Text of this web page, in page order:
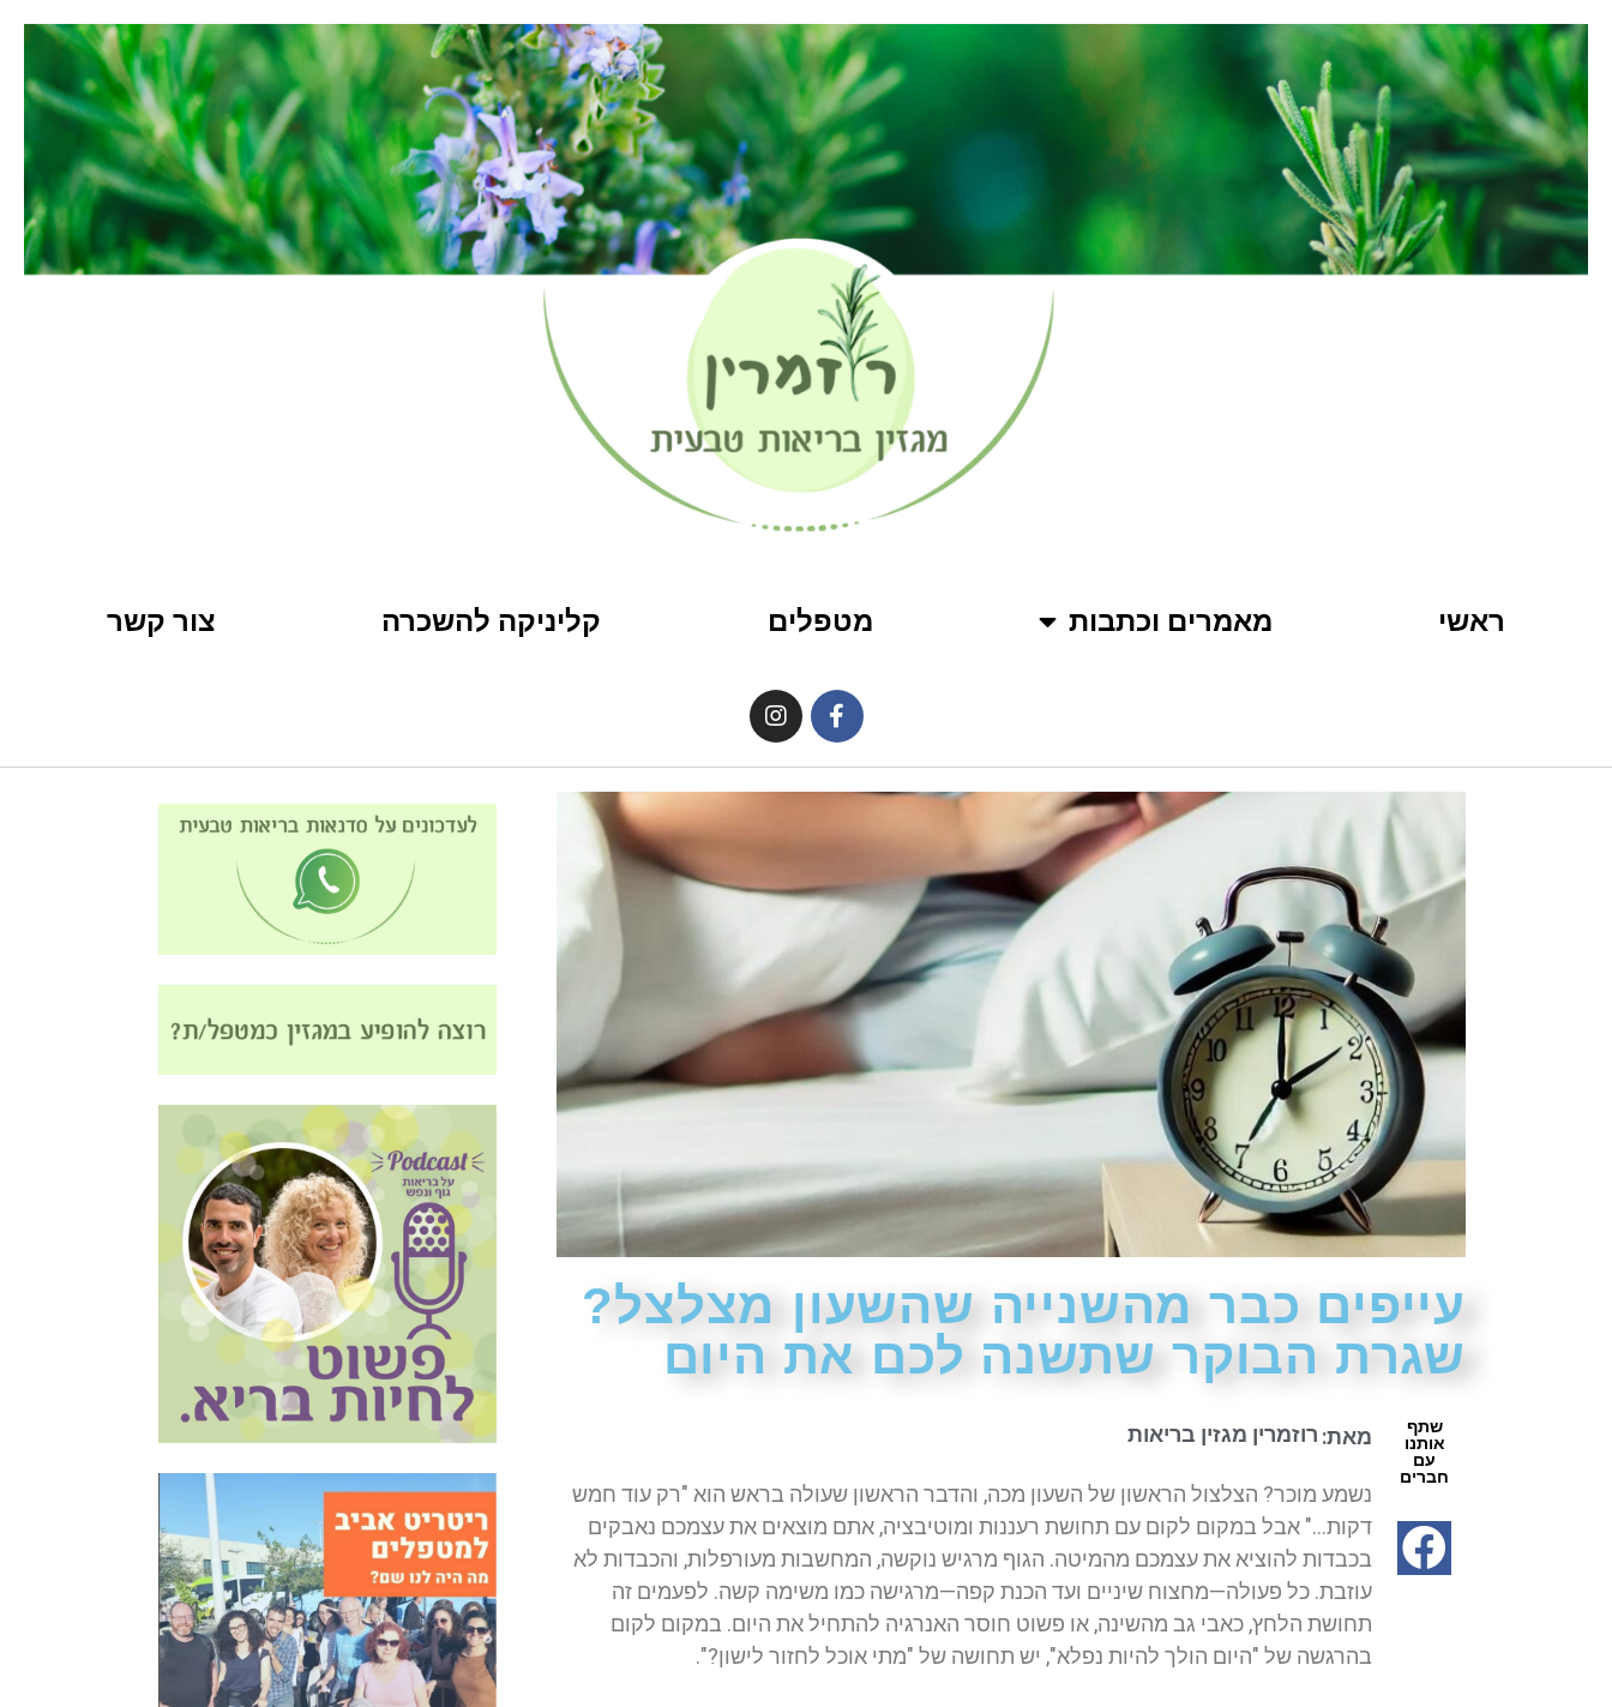
ראשי מאמרים וכתבות מטפלים קליניקה להשכרה צור קשר
עייפים כבר מהשנייה שהשעון מצלצל?
שגרת הבוקר שתשנה לכם את היום
שתף
אותנו
עם
חברים
מאת: רוזמרין מגזין בריאות
נשמע מוכר? הצלצול הראשון של השעון מכה, והדבר הראשון שעולה בראש הוא "רק עוד חמש
דקות…" אבל במקום לקום עם תחושת רעננות ומוטיבציה, אתם מוצאים את עצמכם נאבקים
בכבדות להוציא את עצמכם מהמיטה. הגוף מרגיש נוקשה, המחשבות מעורפלות, והכבדות לא
עוזבת. כל פעולה—מחצוח שיניים ועד הכנת קפה—מרגישה כמו משימה קשה. לפעמים זה
תחושת הלחץ, כאבי גב מהשינה, או פשוט חוסר האנרגיה להתחיל את היום. במקום לקום
בהרגשה של "היום הולך להיות נפלא", יש תחושה של "מתי אוכל לחזור לישון?".